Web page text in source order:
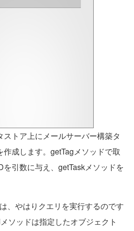
トア上にメールサーバー構築タ
成します。getTagメソッドで取
引数に与え、getTaskメソッドを
、やはりクエリを実行するのです
ソッドは指定したオブジェクト